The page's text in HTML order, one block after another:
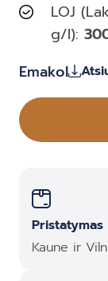
LOJ
g/l):
Emakol
Kaune ir